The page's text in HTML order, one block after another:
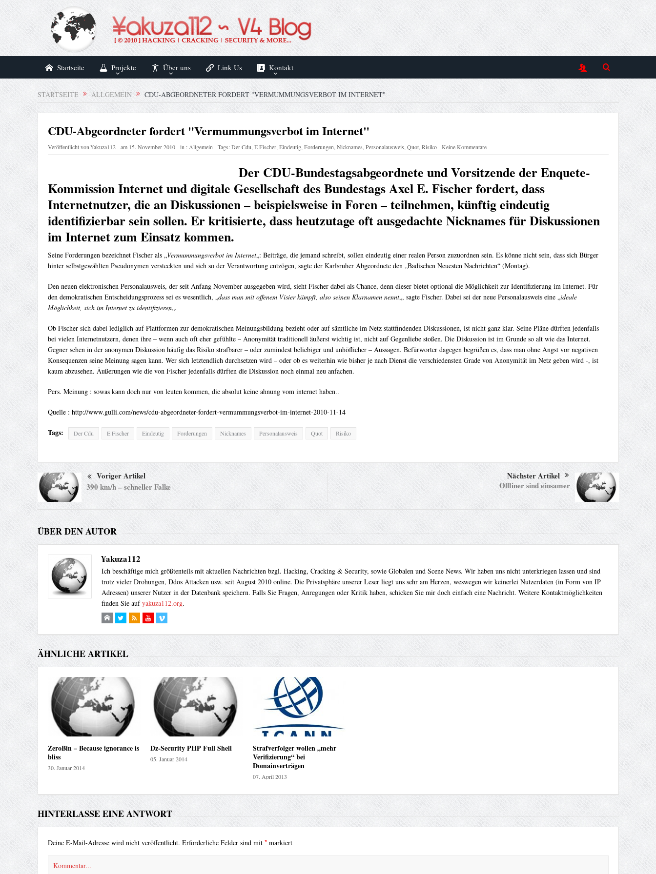
Startseite Projekte Über uns Link Us Kontakt
STARTSEITE ALLGEMEIN CDU-ABGEORDNETER FORDERT "VERMUMMUNGSVERBOT IM INTERNET"
CDU-Abgeordneter fordert "Vermummungsverbot im Internet"
Veröffentlicht von¥akuza112 am 15. November 2010 in :Allgemein Tags:Der Cdu,E Fischer,Eindeutig,Forderungen,Nicknames,Personalausweis,Quot,Risiko Keine Kommentare
Der CDU-Bundestagsabgeordnete und Vorsitzende der Enquete-
Kommission Internet und digitale Gesellschaft des Bundestags Axel E. Fischer fordert, dass
Internetnutzer, die an Diskussionen – beispielsweise in Foren – teilnehmen, künftig eindeutig
identifizierbar sein sollen. Er kritisierte, dass heutzutage oft ausgedachte Nicknames für Diskussionen
im Internet zum Einsatz kommen.
Seine Forderungen bezeichnet Fischer als „Vermummungsverbot im Internet„: Beiträge, die jemand schreibt, sollen eindeutig einer realen Person zuzuordnen sein. Es könne nicht sein, dass sich Bürger
hinter selbstgewählten Pseudonymen versteckten und sich so der Verantwortung entzögen, sagte der Karlsruher Abgeordnete den „Badischen Neuesten Nachrichten“ (Montag).
Den neuen elektronischen Personalausweis, der seit Anfang November ausgegeben wird, sieht Fischer dabei als Chance, denn dieser bietet optional die Möglichkeit zur Identifizierung im Internet. Für
den demokratischen Entscheidungsprozess sei es wesentlich, „dass man mit offenem Visier kämpft, also seinen Klarnamen nennt„, sagte Fischer. Dabei sei der neue Personalausweis eine „ideale
Möglichkeit, sich im Internet zu identifizieren„.
Ob Fischer sich dabei lediglich auf Plattformen zur demokratischen Meinungsbildung bezieht oder auf sämtliche im Netz stattfindenden Diskussionen, ist nicht ganz klar. Seine Pläne dürften jedenfalls
bei vielen Internetnutzern, denen ihre – wenn auch oft eher gefühlte – Anonymität traditionell äußerst wichtig ist, nicht auf Gegenliebe stoßen. Die Diskussion ist im Grunde so alt wie das Internet.
Gegner sehen in der anonymen Diskussion häufig das Risiko strafbarer – oder zumindest beliebiger und unhöflicher – Aussagen. Befürworter dagegen begrüßen es, dass man ohne Angst vor negativen
Konsequenzen seine Meinung sagen kann. Wer sich letztendlich durchsetzen wird – oder ob es weiterhin wie bisher je nach Dienst die verschiedensten Grade von Anonymität im Netz geben wird -, ist
kaum abzusehen. Äußerungen wie die von Fischer jedenfalls dürften die Diskussion noch einmal neu anfachen.
Pers. Meinung : sowas kann doch nur von leuten kommen, die absolut keine ahnung vom internet haben..
Quelle : http://www.gulli.com/news/cdu-abgeordneter-fordert-vermummungsverbot-im-internet-2010-11-14
Tags: Der Cdu E Fischer Eindeutig Forderungen Nicknames Personalausweis Quot Risiko
Voriger Artikel
390 km/h – schneller Falke
Nächster Artikel
Offliner sind einsamer
ÜBER DEN AUTOR
¥akuza112
Ich beschäftige mich größtenteils mit aktuellen Nachrichten bzgl. Hacking, Cracking & Security, sowie Globalen und Scene News. Wir haben uns nicht unterkriegen lassen und sind
trotz vieler Drohungen, Ddos Attacken usw. seit August 2010 online. Die Privatsphäre unserer Leser liegt uns sehr am Herzen, weswegen wir keinerlei Nutzerdaten (in Form von IP
Adressen) unserer Nutzer in der Datenbank speichern. Falls Sie Fragen, Anregungen oder Kritik haben, schicken Sie mir doch einfach eine Nachricht. Weitere Kontaktmöglichkeiten
finden Sie aufyakuza112.org.
ÄHNLICHE ARTIKEL
ZeroBin – Because ignorance is
bliss
30. Januar 2014
Dz-Security PHP Full Shell
05. Januar 2014
Strafverfolger wollen „mehr
Verifizierung“ bei
Domainverträgen
07. April 2013
HINTERLASSE EINE ANTWORT
Deine E-Mail-Adresse wird nicht veröffentlicht. Erforderliche Felder sind mit *markiert